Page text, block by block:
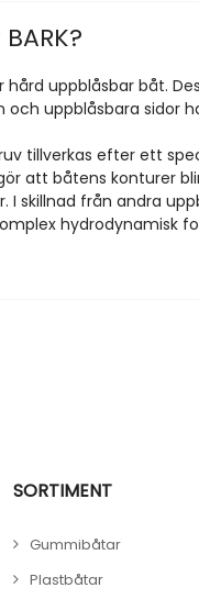
uppblåsbar båt.
uppblåsbara sidor
tillverkas efter ett
att båtens konturer
I skillnad från andra
hydrodynamisk
SORTIMENT
Gummibåtar
Plastbåtar